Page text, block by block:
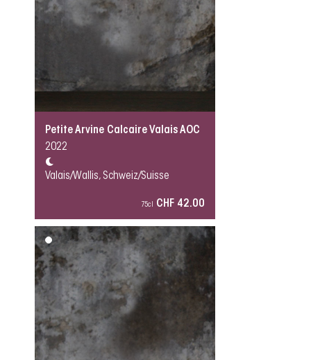
Petite Arvine Calcaire Valais AOC
2022
Valais/Wallis, Schweiz/Suisse
75cl CHF 42.00